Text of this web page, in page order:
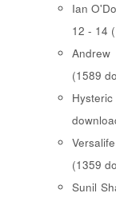
Ian
12 - 14
(1589
(1359
Sunil